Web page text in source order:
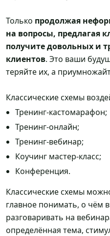
Только продолжая
на вопросы, предлагая
получите довольных и
клиентов. Это ваши
теряйте их, а
Классические схемы
Тренинг-кастомарафон;
Тренинг-онлайн;
Тренинг-вебинар;
Коучинг мастер-класс;
Конференция.
Классические схемы
главное понимать, о чём
разговаривать на
определённая тема,